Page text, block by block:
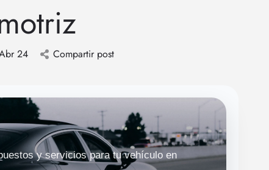
24 Compartir post
y servicios para tu vehículo en